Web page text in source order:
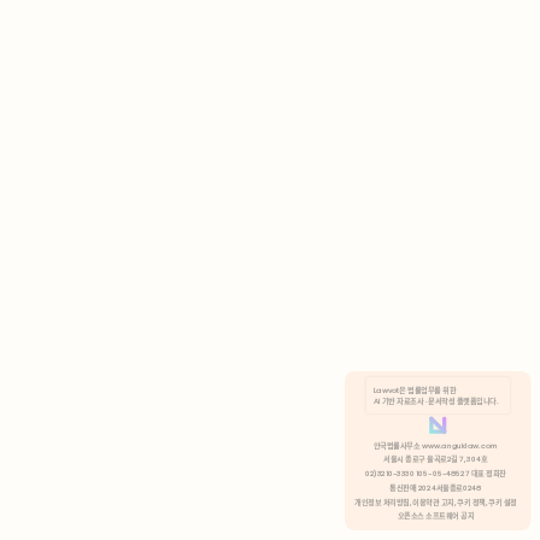
분석 쿠키 허용
Lawvot은 법률업무를 위한
AI 기반 자료조사 · 문서작성 플랫폼입니다.
안국법률사무소 www.anguklaw.com
서울시 종로구 율곡로2길 7, 304호
02)3210-3330 105-05-48527 대표 정희찬
통신판매 2024서울종로0248
개인정보 처리방침, 이용약관 고지, 쿠키 정책, 쿠키 설정
오픈소스 소프트웨어 공지